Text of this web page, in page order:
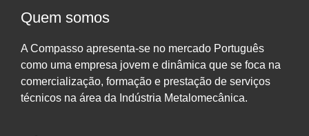
Quem somos
A Compasso apresenta-se no mercado Português
como uma empresa jovem e dinâmica que se foca na
comercialização, formação e prestação de serviços
técnicos na área da Indústria Metalomecânica.